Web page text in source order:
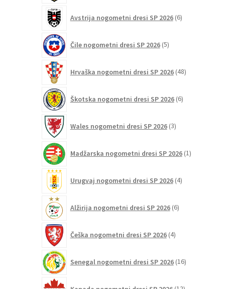
Avstrija nogometni dresi SP 2026 6izdelkov
Čile nogometni dresi SP 2026 5izdelkov
Hrvaška nogometni dresi SP 2026 48izdelkov
Škotska nogometni dresi SP 2026 6izdelkov
Wales nogometni dresi SP 2026 3izdelki
Madžarska nogometni dresi SP 2026 1izdelek
Urugvaj nogometni dresi SP 2026 4izdelki
Alžirija nogometni dresi SP 2026 6izdelkov
Češka nogometni dresi SP 2026 4izdelki
Senegal nogometni dresi SP 2026 16izdelkov